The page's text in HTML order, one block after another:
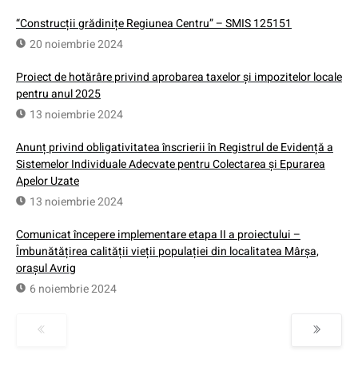
“Construcții grădinițe Regiunea Centru” – SMIS 125151
20 noiembrie 2024
Proiect de hotărâre privind aprobarea taxelor și impozitelor locale
pentru anul 2025
13 noiembrie 2024
Anunț privind obligativitatea înscrierii în Registrul de Evidență a
Sistemelor Individuale Adecvate pentru Colectarea și Epurarea
Apelor Uzate
13 noiembrie 2024
Comunicat începere implementare etapa II a proiectului –
Îmbunătățirea calității vieții populației din localitatea Mârșa,
orașul Avrig
6 noiembrie 2024